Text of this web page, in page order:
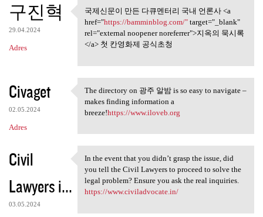
구진혁
29.04.2024
Adres
국제신문이 만든 다큐멘터리 국
내 언론사 <a href
국제신문이 만든 다큐멘터리 국내 언론사 <a
href="https://bamminblog.com/"target="_blank"
rel="external noopener noreferrer">지옥의 묵시록
</a> 첫 칸영화제 공식초청
Civaget
02.05.2024
Adres
The directory on 광주 알밤 is so
The directory on 광주 알밤 is so easy to navigate –
makes finding information a
breeze!https://www.iloveb.org
Civil
Lawyers i...
03.05.2024
In the event that you didn’t
In the event that you didn’t grasp the issue, did
you tell the Civil Lawyers to proceed to solve the
legal problem? Ensure you ask the real inquiries.
https://www.civiladvocate.in/